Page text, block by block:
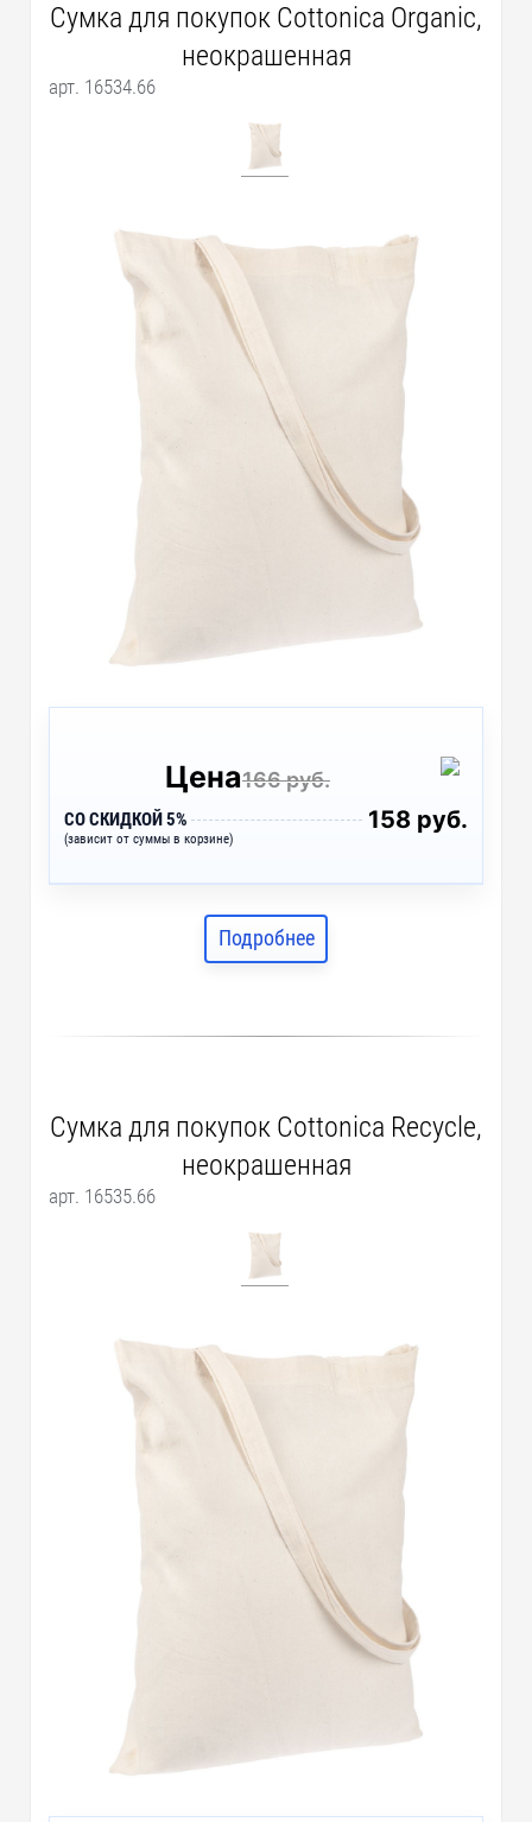
Сумка для покупок Cottonica Organic,
неокрашенная
арт. 16534.66
Цена166 руб.
СО СКИДКОЙ 5%
(зависит от суммы в корзине)
158 руб.
Подробнее
Сумка для покупок Cottonica Recycle,
неокрашенная
арт. 16535.66